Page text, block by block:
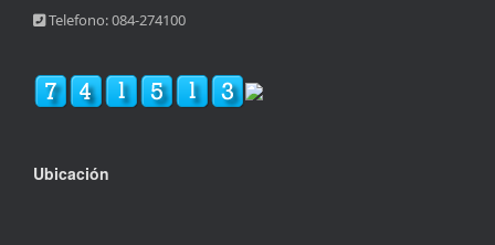
Telefono: 084-274100
Ubicación